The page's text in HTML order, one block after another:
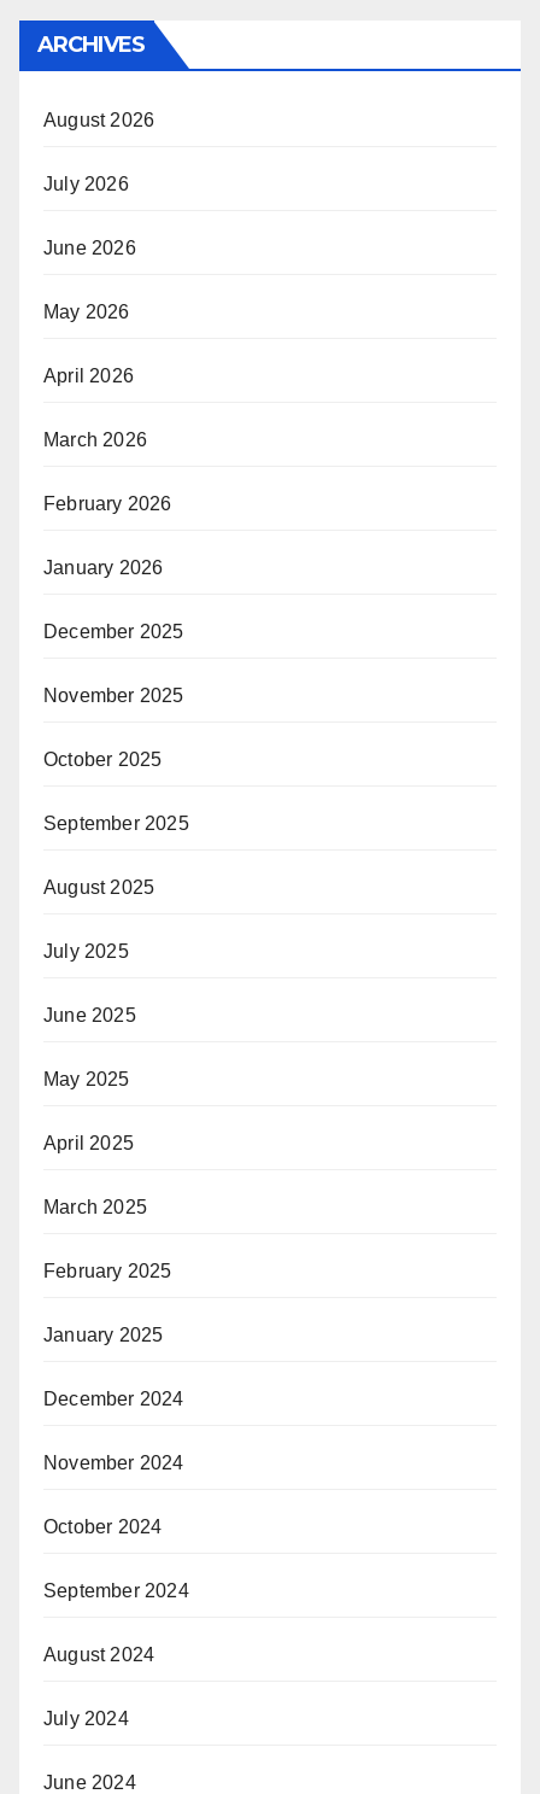
ARCHIVES
August 2026
July 2026
June 2026
May 2026
April 2026
March 2026
February 2026
January 2026
December 2025
November 2025
October 2025
September 2025
August 2025
July 2025
June 2025
May 2025
April 2025
March 2025
February 2025
January 2025
December 2024
November 2024
October 2024
September 2024
August 2024
July 2024
June 2024